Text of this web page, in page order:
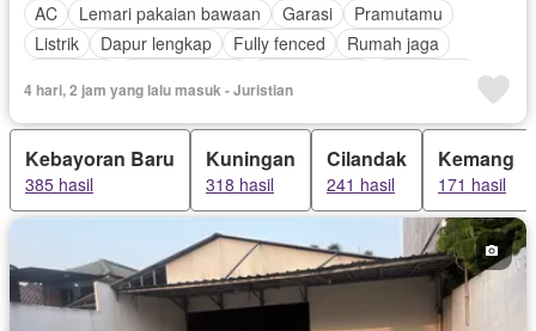
AC
Lemari pakaian bawaan Garasi
Pramutamu
Listrik
Dapur lengkap Fully fenced
Rumah jaga
Telephone
Keamanan 24 jam
Sebagian perabotan
4 hari, 2 jam yang lalu masuk - Juristian
Kebayoran Baru
385 hasil
Kuningan
318 hasil
Cilandak
241 hasil
Kemang
171 hasil